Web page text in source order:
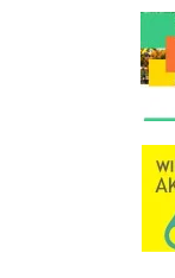
link
link